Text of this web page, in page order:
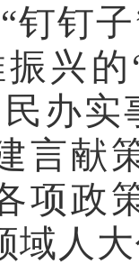
钉钉
振兴
办
言献
项政
域人